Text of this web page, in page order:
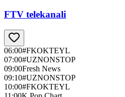
FTV telekanali
06:00#FKOKTEYL
07:00#UZNONSTOP
09:00Fresh News
09:10#UZNONSTOP
10:00#FKOKTEYL